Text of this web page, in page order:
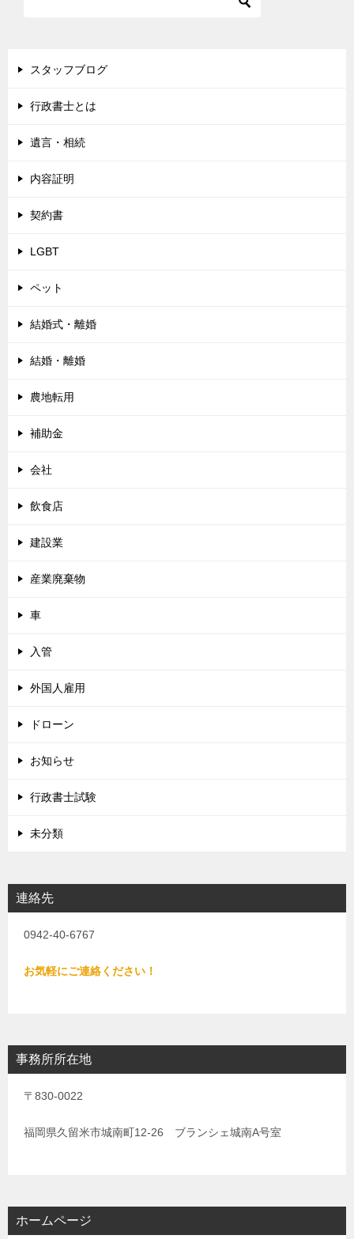
スタッフブログ
行政書士とは
遺言・相続
内容証明
契約書
LGBT
ペット
結婚式・離婚
結婚・離婚
農地転用
補助金
会社
飲食店
建設業
産業廃棄物
車
入管
外国人雇用
ドローン
お知らせ
行政書士試験
未分類
連絡先
0942-40-6767
お気軽にご連絡ください！
事務所所在地
〒830-0022
福岡県久留米市城南町12-26 ブランシェ城南A号室
ホームページ